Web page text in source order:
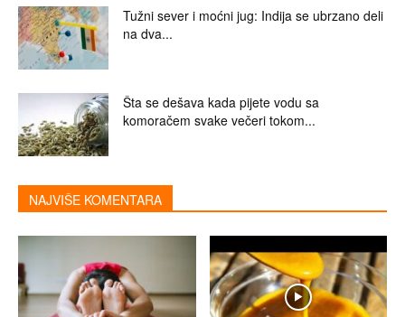
Tužni sever i moćni jug: Indija se ubrzano deli
na dva...
Šta se dešava kada pijete vodu sa
komoračem svake večeri tokom...
NAJVIŠE KOMENTARA